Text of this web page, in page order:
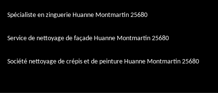
Spécialiste en zinguerie Huanne Montmartin 25680
Service de nettoyage de façade Huanne Montmartin 25680
Société nettoyage de crépis et de peinture Huanne Montmartin 25680